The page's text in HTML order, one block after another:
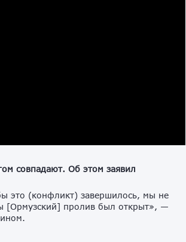
совпадают. Об этом заявил
это (конфликт) завершилось, мы не
[Ормузский] пролив был открыт», —